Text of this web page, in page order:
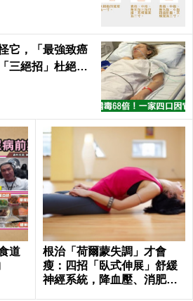
它，「最強致癌
三絕招」杜絕癌
道
根治「荷爾蒙失調」才會
瘦：四招「臥式伸展」舒緩
神經系統，降血壓、消肥胖